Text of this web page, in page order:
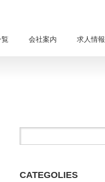
覧 会社案内 求人情報
CATEGOLIES